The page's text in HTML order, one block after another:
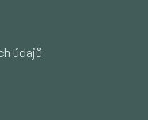
údajů